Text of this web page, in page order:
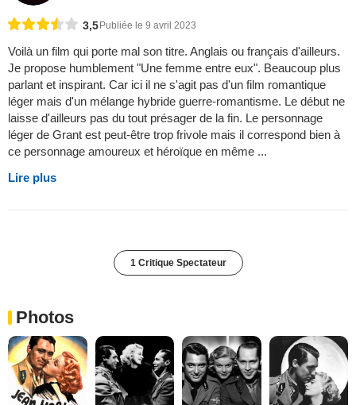
3,5 Publiée le 9 avril 2023
Voilà un film qui porte mal son titre. Anglais ou français d'ailleurs.
Je propose humblement "Une femme entre eux". Beaucoup plus
parlant et inspirant. Car ici il ne s'agit pas d'un film romantique
léger mais d'un mélange hybride guerre-romantisme. Le début ne
laisse d'ailleurs pas du tout présager de la fin. Le personnage
léger de Grant est peut-être trop frivole mais il correspond bien à
ce personnage amoureux et héroïque en même ...
Lire plus
1 Critique Spectateur
Photos